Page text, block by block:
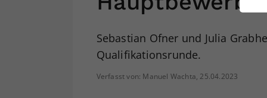
Sebastian Ofner und Julia
Qualifikationsrunde.
Verfasst von: Manuel Wachta, 25.04.2023